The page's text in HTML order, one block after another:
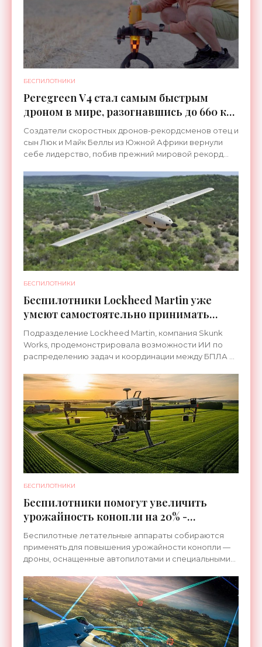
БЕСПИЛОТНИКИ
Peregreen V4 стал самым быстрым
дроном в мире, разогнавшись до 660 км/
ч - «Беспилотники»
Создатели скоростных дронов-рекордсменов отец и
сын Люк и Майк Беллы из Южной Африки вернули
себе лидерство, побив прежний мировой рекорд
австралийским
БЕСПИЛОТНИКИ
Беспилотники Lockheed Martin уже
умеют самостоятельно принимать
критические боевые решения -
«Беспилотники»
Подразделение Lockheed Martin, компания Skunk
Works, продемонстрировала возможности ИИ по
распределению задач и координации между БПЛА и
принятие решений
БЕСПИЛОТНИКИ
Беспилотники помогут увеличить
урожайность конопли на 20% -
«Беспилотники»
Беспилотные летательные аппараты собираются
применять для повышения урожайности конопли —
дроны, оснащенные автопилотами и специальными
вносимых